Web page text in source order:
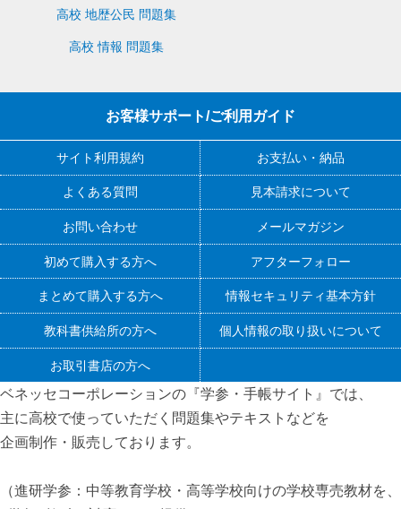
高校 地歴公民 問題集
高校 情報 問題集
お客様サポート/ご利用ガイド
サイト利用規約 お支払い・納品
よくある質問 見本請求について
お問い合わせ メールマガジン
初めて購入する方へ アフターフォロー
まとめて購入する方へ 情報セキュリティ基本方針
教科書供給所の方へ 個人情報の取り扱いについて
お取引書店の方へ
ベネッセコーポレーションの『学参・手帳サイト』 では、
主に高校で使っていただく問題集やテキストなどを
企画制作・販売しております。
（進研学参：中等教育学校・高等学校向けの学校専売教材を、